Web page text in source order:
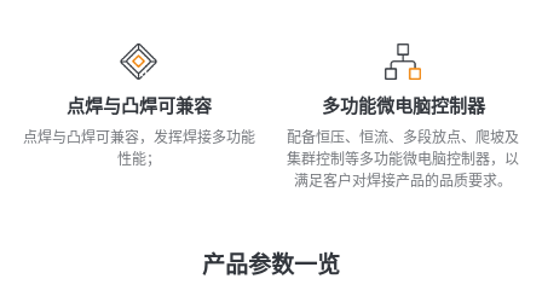
点焊与凸焊可兼容
点焊与凸焊可兼容，发挥焊接多功能
性能；
多功能微电脑控制器
配备恒压、恒流、多段放点、爬坡及
集群控制等多功能微电脑控制器，以
满足客户对焊接产品的品质要求。
产品参数一览